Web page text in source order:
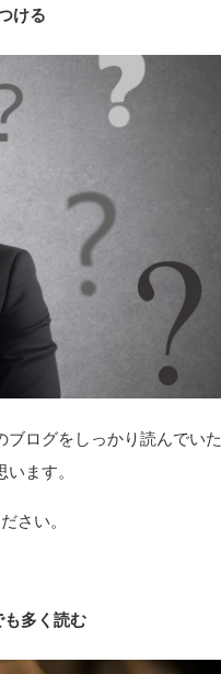
ける
ブログをしっかり読んでいた
ます。
さい。
多く読む